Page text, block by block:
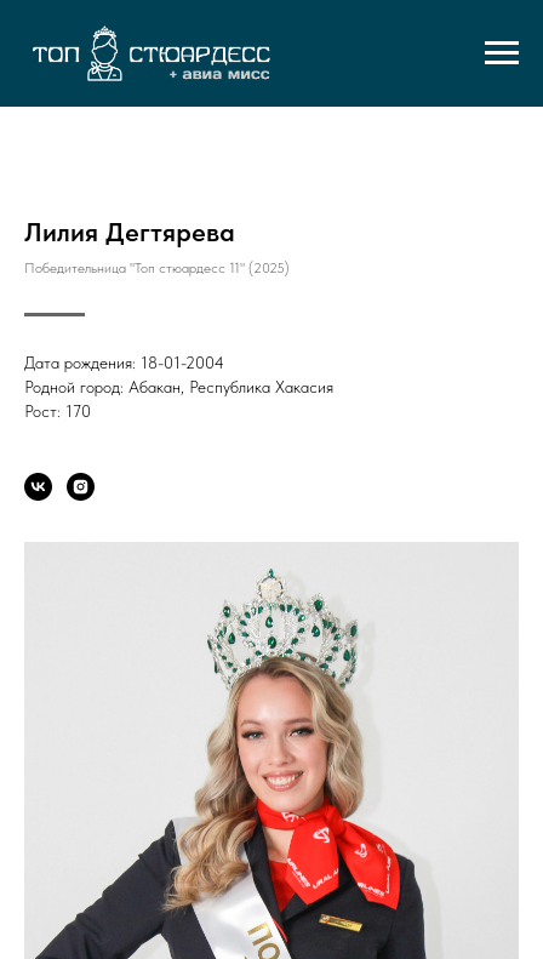
Лилия Дегтярева
Победительница "Топ стюардесс 11" (2025)
Дата рождения: 18-01-2004
Родной город: Абакан, Республика Хакасия
Рост: 170